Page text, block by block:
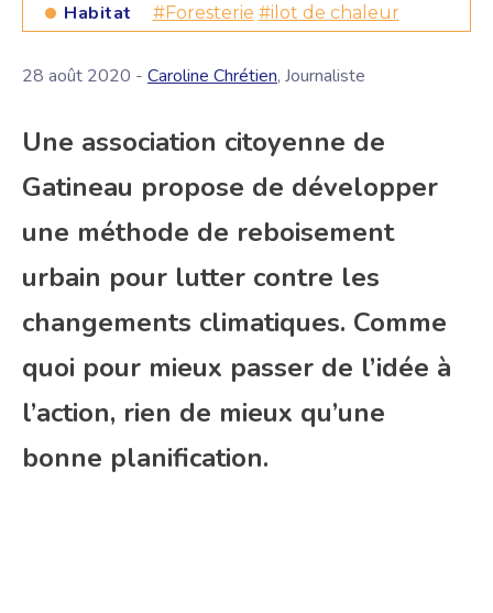
Habitat #Foresterie #ilot de chaleur
28 août 2020 - Caroline Chrétien, Journaliste
Une association citoyenne de
Gatineau propose de développer
une méthode de reboisement
urbain pour lutter contre les
changements climatiques. Comme
quoi pour mieux passer de l’idée à
l’action, rien de mieux qu’une
bonne planification.